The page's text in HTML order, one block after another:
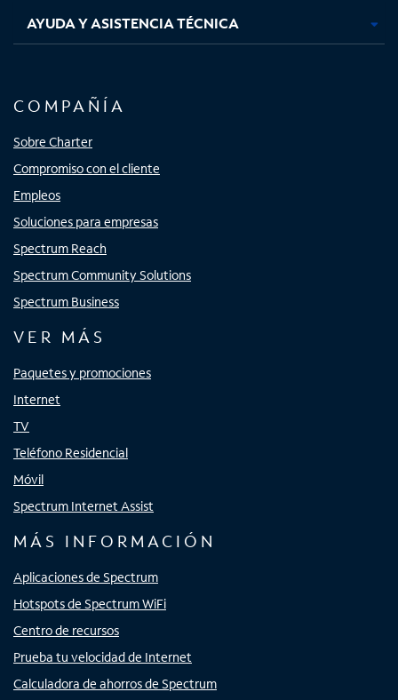
AYUDA Y ASISTENCIA TÉCNICA
COMPAÑÍA
Sobre Charter
Compromiso con el cliente
Empleos
Soluciones para empresas
Spectrum Reach
Spectrum Community Solutions
Spectrum Business
VER MÁS
Paquetes y promociones
Internet
TV
Teléfono Residencial
Móvil
Spectrum Internet Assist
MÁS INFORMACIÓN
Aplicaciones de Spectrum
Hotspots de Spectrum WiFi
Centro de recursos
Prueba tu velocidad de Internet
Calculadora de ahorros de Spectrum